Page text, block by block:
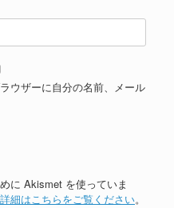
ウザーに自分の名前、メール
に Akismet を使っていま
細はこちらをご覧ください。